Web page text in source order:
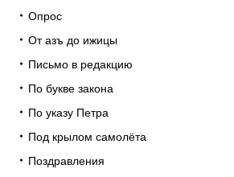
Опрос
От азъ до ижицы
Письмо в редакцию
По букве закона
По указу Петра
Под крылом самолёта
Поздравления